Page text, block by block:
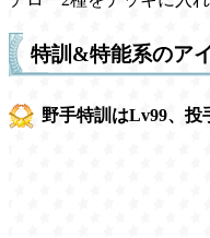
特訓&特能系のア
野手特訓はLv99、